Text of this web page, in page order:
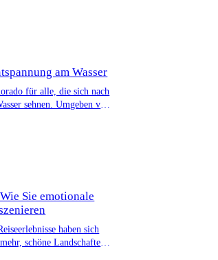
am Wasser
für alle, die sich nach
sehnen. Umgeben von
Sie emotionale
haben sich
schöne Landschaften